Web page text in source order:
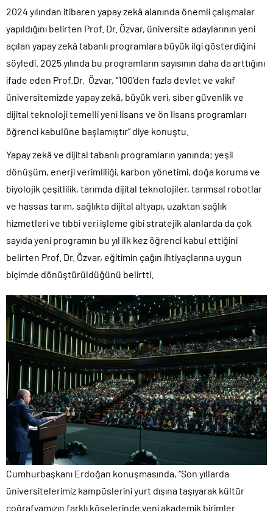
2024 yılından itibaren yapay zekâ alanında önemli çalışmalar
yapıldığını belirten Prof. Dr. Özvar, üniversite adaylarının yeni
açılan yapay zekâ tabanlı programlara büyük ilgi gösterdiğini
söyledi. 2025 yılında bu programların sayısının daha da arttığını
ifade eden Prof.Dr. Özvar, “100’den fazla devlet ve vakıf
üniversitemizde yapay zekâ, büyük veri, siber güvenlik ve
dijital teknoloji temelli yeni lisans ve ön lisans programları
öğrenci kabulüne başlamıştır” diye konuştu.
Yapay zekâ ve dijital tabanlı programların yanında; yeşil
dönüşüm, enerji verimliliği, karbon yönetimi, doğa koruma ve
biyolojik çeşitlilik, tarımda dijital teknolojiler, tarımsal robotlar
ve hassas tarım, sağlıkta dijital altyapı, uzaktan sağlık
hizmetleri ve tıbbi veri işleme gibi stratejik alanlarda da çok
sayıda yeni programın bu yıl ilk kez öğrenci kabul ettiğini
belirten Prof. Dr. Özvar, eğitimin çağın ihtiyaçlarına uygun
biçimde dönüştürüldüğünü belirtti.
Cumhurbaşkanı Erdoğan konuşmasında, “Son yıllarda
üniversitelerimiz kampüslerini yurt dışına taşıyarak kültür
coğrafyamızın farklı köşelerinde yeni akademik birimler